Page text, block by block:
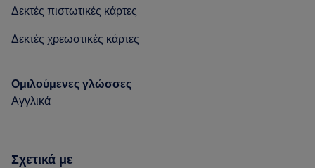
Δεκτές πιστωτικές κάρτες
Δεκτές χρεωστικές κάρτες
Ομιλούμενες γλώσσες
Αγγλικά
Σχετικά με